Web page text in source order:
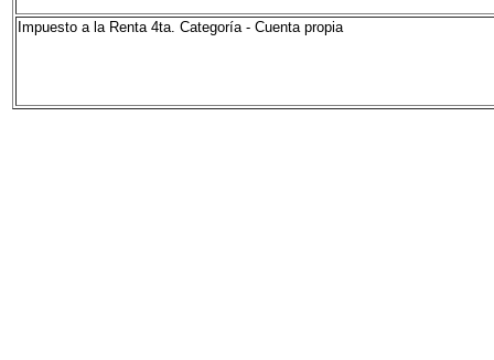
Impuesto a la Renta 4ta. Categoría - Cuenta propia